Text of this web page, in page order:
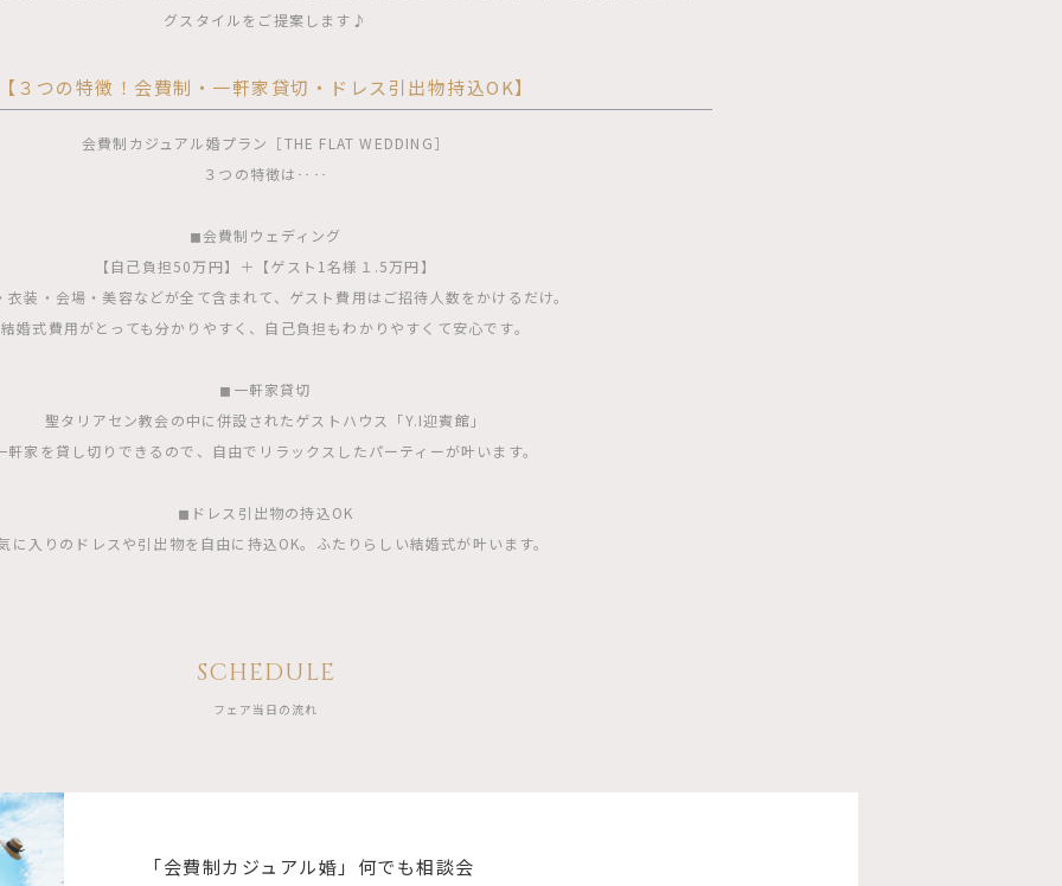
グスタイルをご提案します♪
３つの特徴！会費制・一軒家貸切・ドレス引出物持込OK】
会費制カジュアル婚プラン［THE FLAT WEDDING］
３つの特徴は‥‥
◼︎会費制ウェディング
【自己負担50万円】＋【ゲスト1名様１.5万円】
衣装・会場・美容などが全て含まれて、ゲスト費用はご招待人数をかけるだけ。
結婚式費用がとっても分かりやすく、自己負担もわかりやすくて安心です。
◼︎一軒家貸切
聖タリアセン教会の中に併設されたゲストハウス「Y.I迎賓館」
軒家を貸し切りできるので、自由でリラックスしたパーティーが叶います。
◼︎ドレス引出物の持込OK
に入りのドレスや引出物を自由に持込OK。ふたりらしい結婚式が叶います。
SCHEDULE
フェア当日の流れ
「会費制カジュアル婚」何でも相談会